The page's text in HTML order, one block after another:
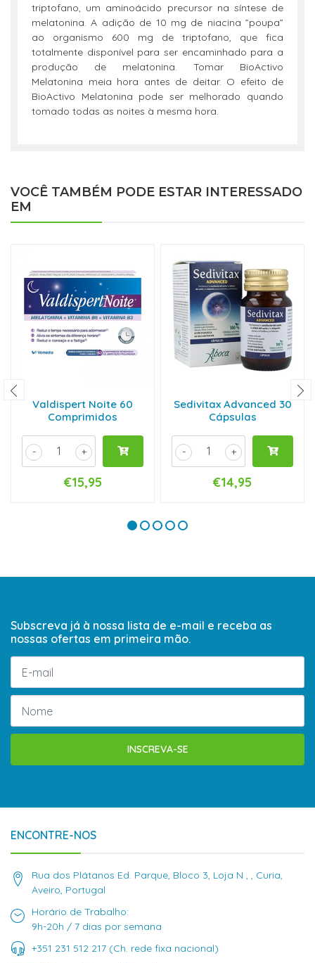
triptofano, um aminoácido precursor na síntese de
melatonina. A adição de 10 mg de niacina ”poupa”
ao organismo 600 mg de triptofano, que fica
totalmente disponível para ser encaminhado para a
produção de melatonina. Tomar BioActivo
Melatonina meia hora antes de deitar. O efeito de
BioActivo Melatonina pode ser melhorado quando
tomado todas as noites à mesma hora.
VOCÊ TAMBÉM PODE ESTAR INTERESSADO
EM
Valdispert Noite 60
Comprimidos
+
-
€15,95
Sedivitax Advanced 30
Cápsulas
+
-
€14,95
Subscreva já à nossa lista de e-mail e receba as
nossas ofertas em primeira mão.
INSCREVA-SE
ENCONTRE-NOS
Rua dos Plátanos Ed. Parque, Bloco 3, Loja N , , Curia,
Aveiro, Portugal
Horário de Trabalho:
9h-20h / 7 dias por semana
+351 231 512 217 (Ch. rede fixa nacional)